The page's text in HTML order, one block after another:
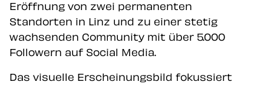
Eröffnung von zwei permanenten
Standorten in Linz und zu einer stetig
wachsenden Community mit über 5.000
Followern auf Social Media.
Das visuelle Erscheinungsbild fokussiert